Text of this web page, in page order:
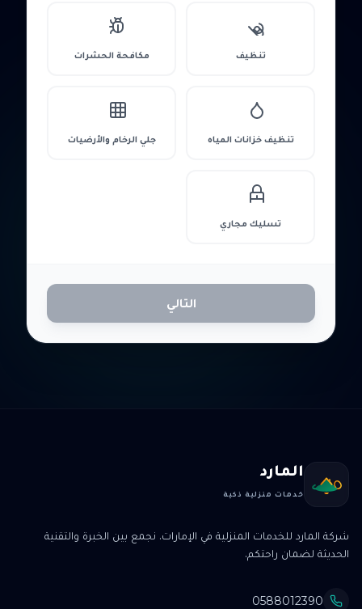
تنظيف مكافحة الحشرات
تنظيف خزانات المياه جلي الرخام والأرضيات
تسليك مجاري
التالي
المارد
خدمات منزلية ذكية
شركة المارد للخدمات المنزلية في الإمارات. نجمع بين الخبرة والتقنية
الحديثة لضمان راحتكم.
0588012390